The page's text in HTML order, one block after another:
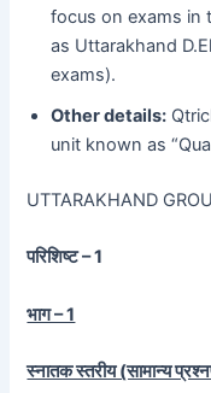
focus on exams in
as Uttarakhand
exams).
Other details:
unit known as
UTTARAKHAND
परिशिष्ट – 1
भाग – 1
स्नातक स्तरीय (सामान्य